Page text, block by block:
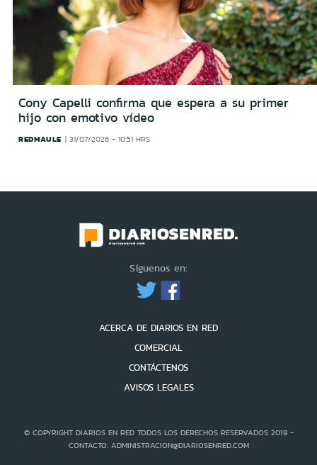
Cony Capelli confirma que espera a su primer
hijo con emotivo vídeo
REDMAULE 31/07/2026 - 10:51 HRS
Síguenos en:
ACERCA DE DIARIOS EN RED
COMERCIAL
CONTÁCTENOS
AVISOS LEGALES
© COPYRIGHT DIARIOS EN RED TODOS LOS DERECHOS RESERVADOS 2019 -
CONTACTO: ADMINISTRACION@DIARIOSENRED.COM